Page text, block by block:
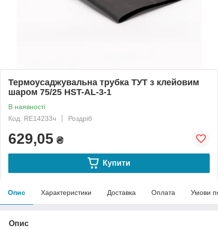
Термоусаджувальна трубка ТУТ з клейовим
шаром 75/25 HST-AL-3-1
В наявності
Код: RE14233ч
Роздріб
629,05 ₴
Купити
Опис Характеристики Доставка Оплата Умови
Опис